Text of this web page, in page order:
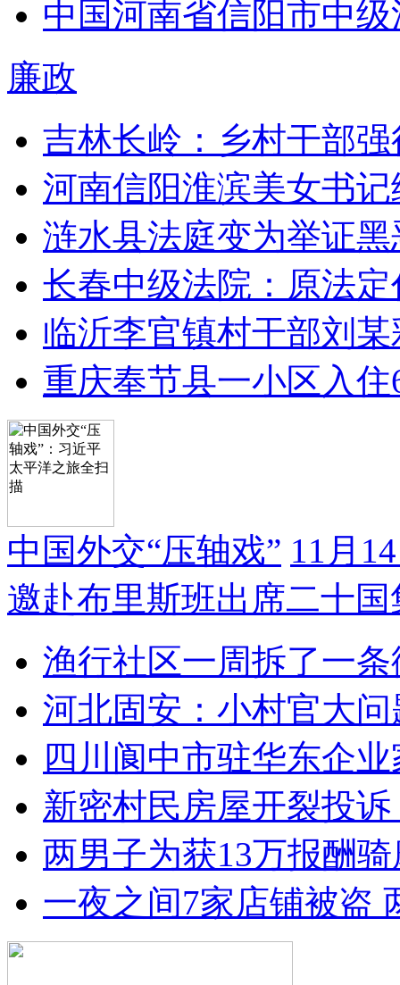
中国河南省信阳市中
廉政
吉林长岭：乡村干部
河南信阳淮滨美女书
涟水县法庭变为举证
长春中级法院：原法
临沂李官镇村干部刘
重庆奉节县一小区入
中国外交“压轴戏” 11月
邀赴布里斯班出席二十
渔行社区一周拆了一
河北固安：小村官大问
四川阆中市驻华东企
新密村民房屋开裂投
两男子为获13万报酬
一夜之间7家店铺被盗